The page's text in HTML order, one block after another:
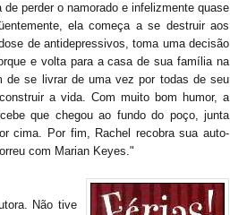
perder o namorado e infelizmente quase
ela começa a se destruir aos
de antidepressivos, toma uma decisão
e volta para a casa de sua família na
de se livrar de uma vez por todas de seu
a vida. Com muito bom humor, a
que chegou ao fundo do poço, junta
cima. Por fim, Rachel recobra sua auto-
com Marian Keyes."
Não tive